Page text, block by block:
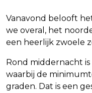
Vanavond belooft
we overal, het
een heerlijk zwoele
Rond middernacht
waarbij de
graden. Dat is een